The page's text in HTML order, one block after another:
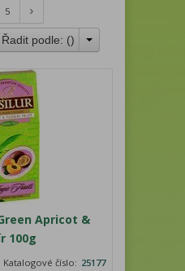
5
Řadit podle: ()
Apricot &
100g
Katalogové číslo: 25177